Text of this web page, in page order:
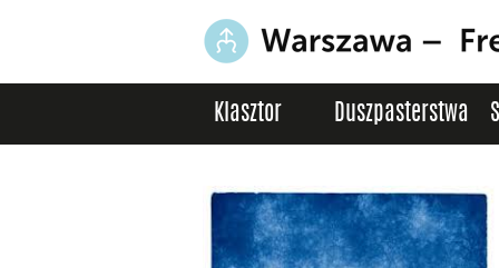
Klasztor Duszpasterstwa